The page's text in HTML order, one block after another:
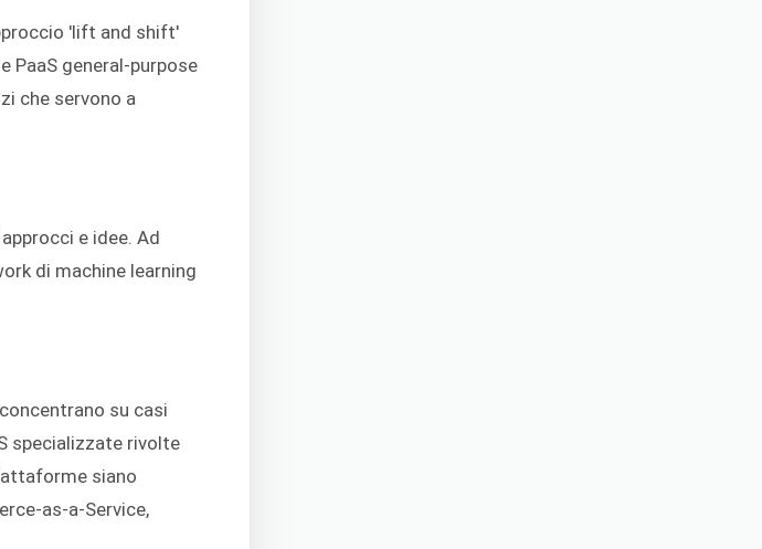
'lift and shift'
PaaS general-purpose
che servono a
e idee. Ad
di machine learning
su casi
specializzate rivolte
siano
as-a-Service,